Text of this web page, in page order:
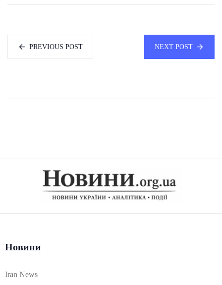
PREVIOUS POST NEXT POST
Новини
Iran News